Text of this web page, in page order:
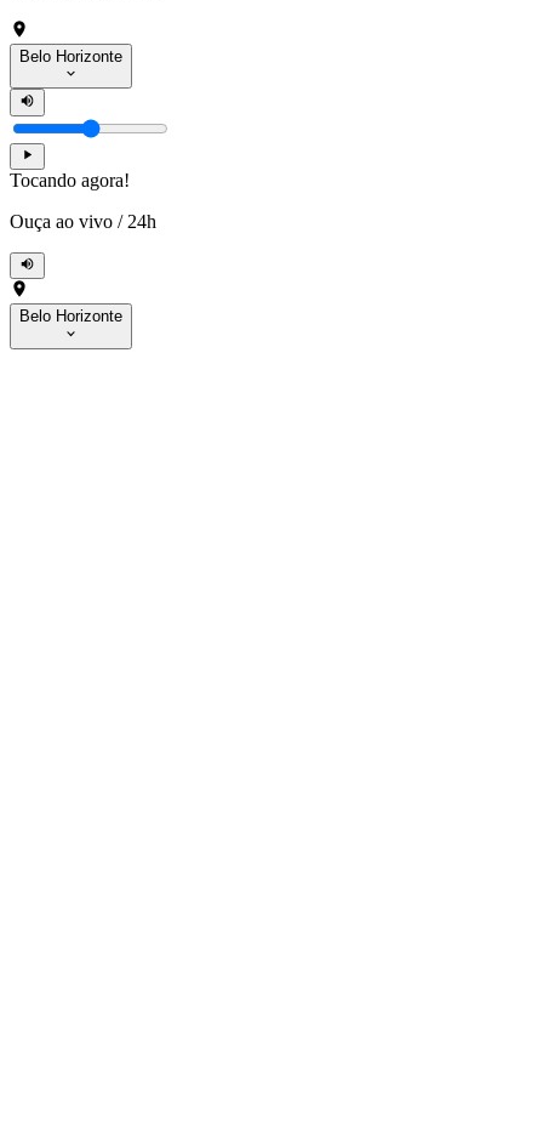
Belo Horizonte
Tocando agora!
Ouça ao vivo / 24h
Belo Horizonte